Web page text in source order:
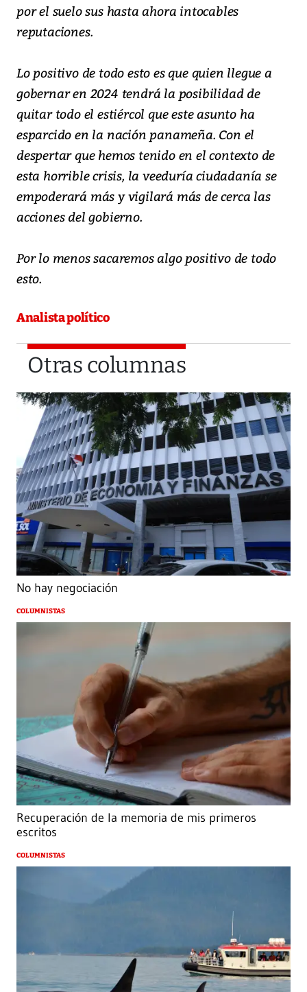
por el suelo sus hasta ahora intocables
reputaciones.
Lo positivo de todo esto es que quien llegue a
gobernar en 2024 tendrá la posibilidad de
quitar todo el estiércol que este asunto ha
esparcido en la nación panameña. Con el
despertar que hemos tenido en el contexto de
esta horrible crisis, la veeduría ciudadanía se
empoderará más y vigilará más de cerca las
acciones del gobierno.
Por lo menos sacaremos algo positivo de todo
esto.
Analista político
Otras columnas
No hay negociación
COLUMNISTAS
Recuperación de la memoria de mis primeros
escritos
COLUMNISTAS